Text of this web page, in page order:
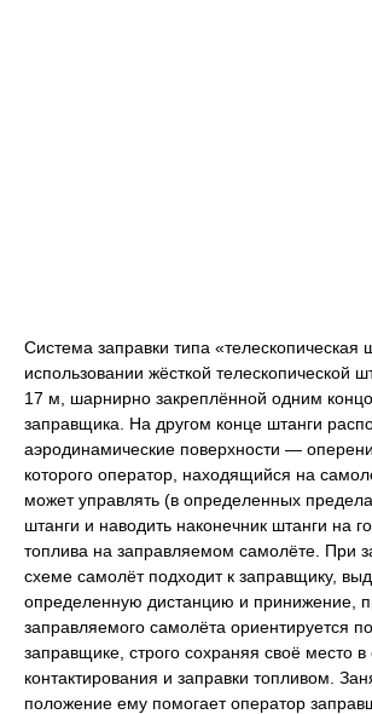
Система заправки типа «телескопическая
использовании жёсткой телескопической
17 м, шарнирно закреплённой одним
заправщика. На другом конце штанги
аэродинамические поверхности —
которого оператор, находящийся на
может управлять (в определенных
штанги и наводить наконечник штанги на
топлива на заправляемом самолёте. При
схеме самолёт подходит к заправщику,
определенную дистанцию и принижение,
заправляемого самолёта ориентируется
заправщике, строго сохраняя своё место
контактирования и заправки топливом.
положение ему помогает оператор